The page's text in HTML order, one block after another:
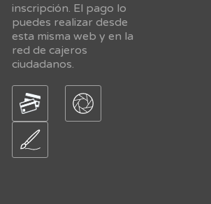
inscripción. El pago lo
puedes realizar desde
esta misma web y en la
red de cajeros
ciudadanos.